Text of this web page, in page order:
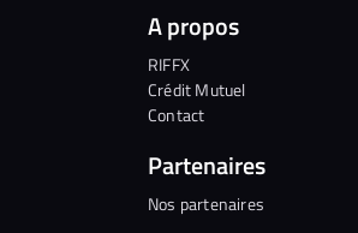
A propos
RIFFX
Crédit Mutuel
Contact
Partenaires
Nos partenaires